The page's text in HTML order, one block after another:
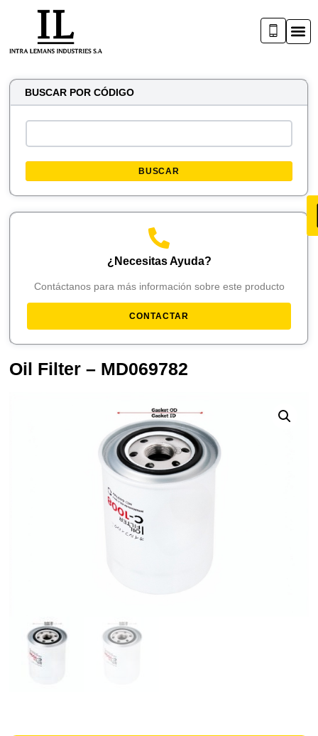
BUSCAR POR CÓDIGO
BUSCAR
¿Necesitas Ayuda?
Contáctanos para más información sobre este producto
CONTACTAR
Oil Filter – MD069782